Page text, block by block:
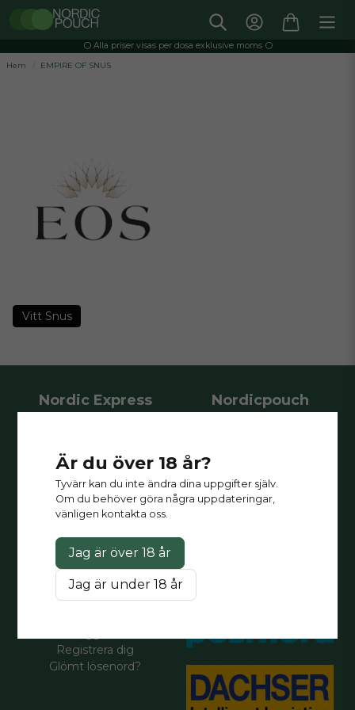
⚪️ Alla priser visas per dosa exklusive moms ⚪️
Hem
EMPIRE OF SNUS
Vitt Snus
Är du över 18 år?
Tyvärr kan du inte ändra dina uppgifter själv.
Om du behöver göra några uppdateringar,
vänligen kontakta oss.
Jag är över 18 år
Jag är under 18 år
Nordic Express
Gothenburg, Sweden
Öppettider:
måndag-fredag: 09-17
Besök
kontakt
Nordicpouch
företagskunder med över 400
olika produkter med leverans
direkt till din butik.
Registrera dig
Glömt lösenord?